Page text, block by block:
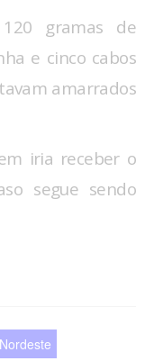
gramas de
e cinco cabos
amarrados
iria receber o
segue sendo